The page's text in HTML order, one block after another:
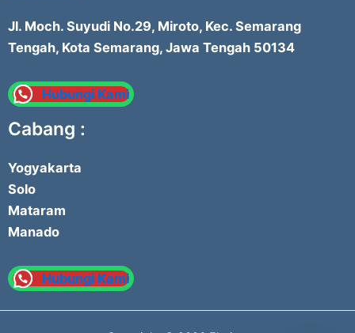
Jl. Moch. Suyudi No.29, Miroto, Kec. Semarang
Tengah, Kota Semarang, Jawa Tengah 50134
Hubungi Kami
Cabang :
Yogyakarta
Solo
Mataram
Manado
Hubungi Kami